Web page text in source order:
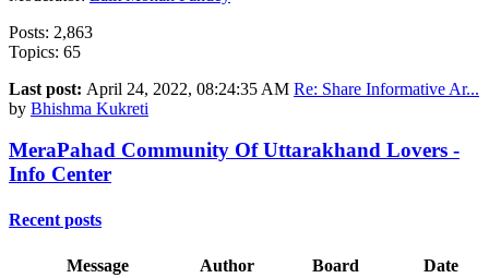
Posts: 2,863
Topics: 65
Last post: April 24, 2022, 08:24:35 AM Re: Share Informative Ar...
by Bhishma Kukreti
MeraPahad Community Of Uttarakhand Lovers -
Info Center
Recent posts
Message Author Board Date